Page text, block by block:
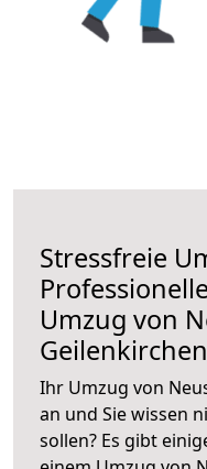
Stressfreie
Umzug von
Geilenkirchen
Ihr Umzug von
an und Sie wissen
sollen? Es gibt